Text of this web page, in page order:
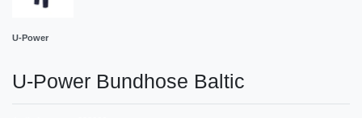
U-Power
U-Power Bundhose Baltic